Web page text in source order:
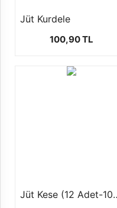
Jüt Kurdele
100,90 TL
Jüt Kese